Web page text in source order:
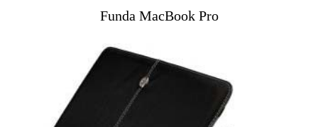
Funda MacBook Pro